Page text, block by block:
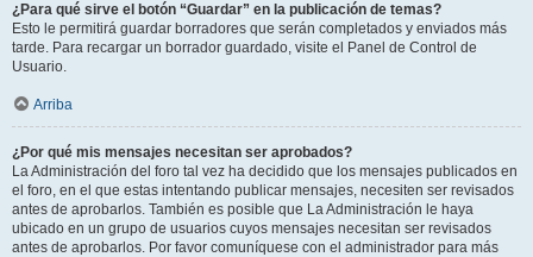
¿Para qué sirve el botón “Guardar” en la publicación de temas?
Esto le permitirá guardar borradores que serán completados y enviados más
tarde. Para recargar un borrador guardado, visite el Panel de Control de
Usuario.
Arriba
¿Por qué mis mensajes necesitan ser aprobados?
La Administración del foro tal vez ha decidido que los mensajes publicados en
el foro, en el que estas intentando publicar mensajes, necesiten ser revisados
antes de aprobarlos. También es posible que La Administración le haya
ubicado en un grupo de usuarios cuyos mensajes necesitan ser revisados
antes de aprobarlos. Por favor comuníquese con el administrador para más